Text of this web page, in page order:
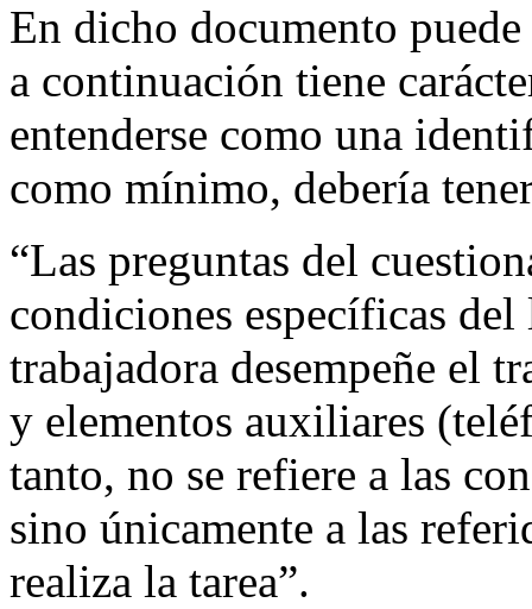
En dicho documento
a continuación tiene
entenderse como una
como mínimo, debería
“Las preguntas del
condiciones específicas
trabajadora desempeñe el
y elementos auxiliares
tanto, no se refiere a las
sino únicamente a las
realiza la tarea”.